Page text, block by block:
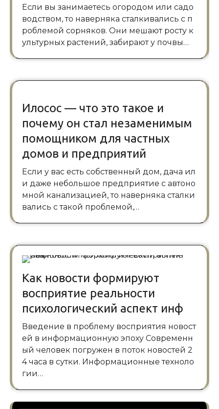
Если вы занимаетесь огородом или садо
водством, то наверняка сталкивались с п
роблемой сорняков. Они мешают росту к
ультурных растений, забирают у почвы…
Илосос — что это такое и
почему он стал незаменимым
помощником для частных
домов и предприятий
Если у вас есть собственный дом, дача ил
и даже небольшое предприятие с автоно
мной канализацией, то наверняка сталки
вались с такой проблемой,…
Как новости формируют
восприятие реальности
психологический аспект инф
Введение в проблему восприятия новост
ей в информационную эпоху Современн
ый человек погружен в поток новостей 2
4 часа в сутки. Информационные техноло
гии…